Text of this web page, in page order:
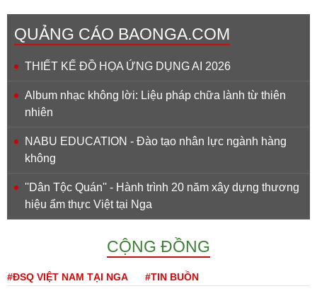
QUẢNG CÁO BAONGA.COM
THIẾT KẾ ĐỒ HỌA ỨNG DỤNG AI 2026
Album nhạc không lời: Liệu pháp chữa lành từ thiên
nhiên
NABU EDUCATION - Đào tạo nhân lực ngành hàng
không
''Dân Tộc Quán'' - Hành trình 20 năm xây dựng thương
hiệu ẩm thực Việt tại Nga
CỘNG ĐỒNG
#ĐSQ VIỆT NAM TẠI NGA #TIN BUỒN